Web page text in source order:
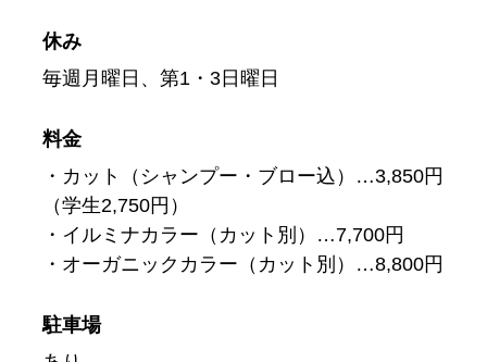
休み
毎週月曜日、第1・3日曜日
料金
・カット（シャンプー・ブロー込）…3,850円
（学生2,750円）
・イルミナカラー（カット別）…7,700円
・オーガニックカラー（カット別）…8,800円
駐車場